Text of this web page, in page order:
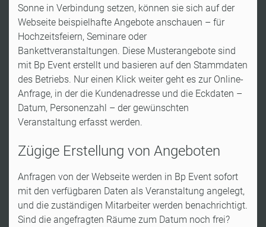
Sonne in Verbindung setzen, können sie sich auf der
Webseite beispielhafte Angebote anschauen – für
Hochzeitsfeiern, Seminare oder
Bankettveranstaltungen. Diese Musterangebote sind
mit Bp Event erstellt und basieren auf den Stammdaten
des Betriebs. Nur einen Klick weiter geht es zur Online-
Anfrage, in der die Kundenadresse und die Eckdaten –
Datum, Personenzahl – der gewünschten
Veranstaltung erfasst werden.
Zügige Erstellung von Angeboten
Anfragen von der Webseite werden in Bp Event sofort
mit den verfügbaren Daten als Veranstaltung angelegt,
und die zuständigen Mitarbeiter werden benachrichtigt.
Sind die angefragten Räume zum Datum noch frei?